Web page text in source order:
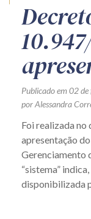
Publicado em 02
por Alessandra
Foi realizada no
apresentação
Gerenciamento
“sistema”
disponibilizada